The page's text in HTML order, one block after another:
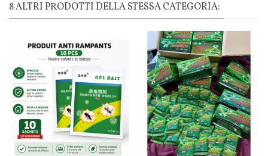
8 ALTRI PRODOTTI DELLA STESSA CATEGORIA: